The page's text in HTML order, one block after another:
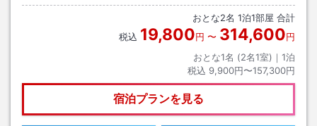
おとな2名 1泊1部屋 合計
税込 19,800円 〜 314,600円
おとな1名 (2名1室)｜ 1泊
税込 9,900円〜157,300円
宿泊プランを見る